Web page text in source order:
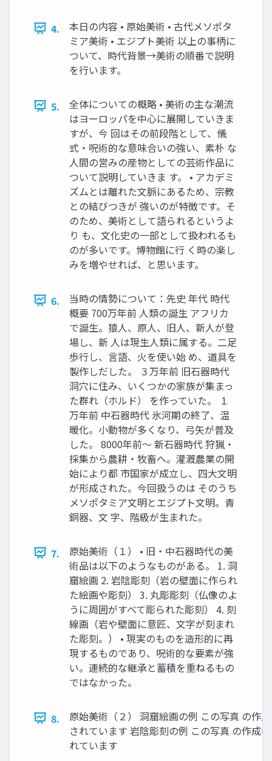
4.
本日の内容 • 原始美術 • 古代メソポタ
ミア美術 • エジプト美術 以上の事柄に
ついて、時代背景→美術の順番で説明
を行います。
5.
全体についての概略 • 美術の主な潮流
はヨーロッパを中心に展開していきま
すが、今 回はその前段階として、儀
式・呪術的な意味合いの強い、素朴 な
人間の営みの産物としての芸術作品に
ついて説明していきま す。 • アカデミ
ズムとは離れた文脈にあるため、宗教
との結びつきが 強いのが特徴です。そ
のため、美術として語られるというよ
り も、文化史の一部として扱われるも
のが多いです。博物館に行 く時の楽し
みを増やせれば、と思います。
6.
当時の情勢について：先史 年代 時代
概要 700万年前 人類の誕生 アフリカ
で誕生。猿人、原人、旧人、新人が登
場し、新 人は現生人類に属する。二足
歩行し、言語、火を使い始 め、道具を
製作しだした。 ３万年前 旧石器時代
洞穴に住み、いくつかの家族が集まっ
た群れ（ホルド） を作っていた。 １
万年前 中石器時代 氷河期の終了、温
暖化。小動物が多くなり、弓矢が普及
した。 8000年前～ 新石器時代 狩猟・
採集から農耕・牧畜へ。灌漑農業の開
始により都 市国家が成立し、四大文明
が形成された。今回扱うのは そのうち
メソポタミア文明とエジプト文明。青
銅器、文 字、階級が生まれた。
7.
原始美術（１） • 旧・中石器時代の美
術品は以下のようなものがある。 1. 洞
窟絵画 2. 岩陰彫刻（岩の壁面に作られ
た絵画や彫刻） 3. 丸彫彫刻（仏像のよ
うに周囲がすべて彫られた彫刻） 4. 刻
線画（岩や壁面に意匠、文字が刻まれ
た彫刻。） • 現実のものを造形的に再
現するものであり、呪術的な要素が強
い。連続的な継承と蓄積を重ねるもの
ではなかった。
8.
原始美術（２） 洞窟絵画の例 この写真 の作
されています 岩陰彫刻の例 この写真 の作成
れています